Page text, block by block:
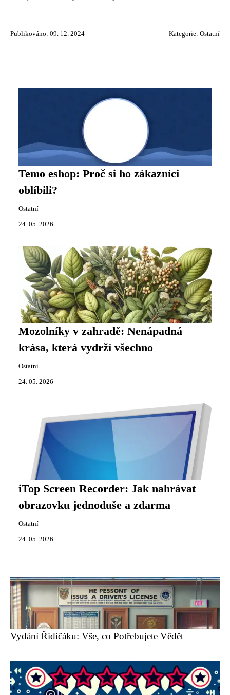
Publikováno: 09. 12. 2024 Kategorie: Ostatní
Temo eshop: Proč si ho zákazníci
oblíbili?
Ostatní
24. 05. 2026
Mozolníky v zahradě: Nenápadná
krása, která vydrží všechno
Ostatní
24. 05. 2026
iTop Screen Recorder: Jak nahrávat
obrazovku jednoduše a zdarma
Ostatní
24. 05. 2026
Vydání Řidičáku: Vše, co Potřebujete Vědět